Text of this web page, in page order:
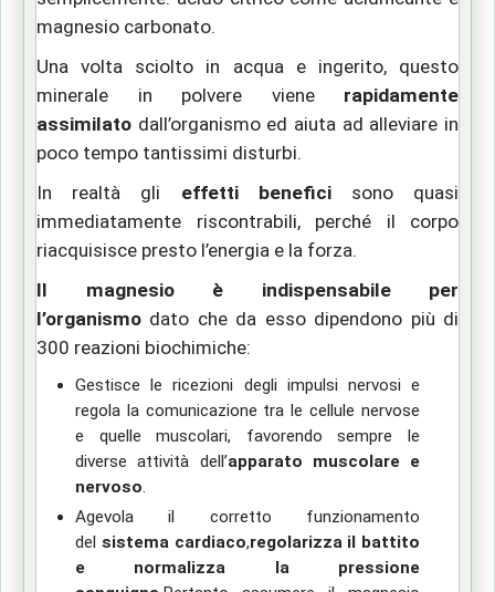
magnesio carbonato.
Una volta sciolto in acqua e ingerito, questo
minerale in polvere viene rapidamente
assimilato dall’organismo ed aiuta ad alleviare in
poco tempo tantissimi disturbi.
In realtà gli effetti beneficisono quasi
immediatamente riscontrabili, perché il corpo
riacquisisce presto l’energia e la forza.
Il magnesio è indispensabile per
l’organismo dato che da esso dipendono più di
300 reazioni biochimiche:
Gestisce le ricezioni degli impulsi nervosi e
regola la comunicazione tra le cellule nervose
e quelle muscolari, favorendo sempre le
diverse attività dell’apparato muscolare e
nervoso.
Agevola il corretto funzionamento
del sistema cardiaco,regolarizza il battito
e normalizza la pressione